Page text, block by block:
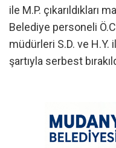
ile M.P. çıkarıldıkları
Belediye personeli
müdürleri S.D. ve H.Y.
şartıyla serbest